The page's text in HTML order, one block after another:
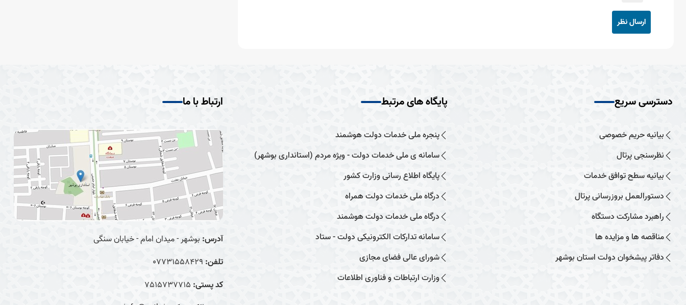
ارسال نظر
دسترسی سریع
بیانیه حریم خصوصی
نظرسنجی پرتال
بیانیه سطح توافق خدمات
دستورالعمل بروزرسانی پرتال
راهبرد مشارکت دستگاه
مناقصه ها و مزایده ها
دفاتر پیشخوان دولت استان بوشهر
پایگاه های مرتبط
پنجره ملی خدمات دولت هوشمند
سامانه ی ملی خدمات دولت - ویژه مردم (استانداری بوشهر)
پایگاه اطلاع رسانی وزارت کشور
درگاه ملی خدمات دولت همراه
درگاه ملی خدمات دولت هوشمند
سامانه تدارکات الکترونیکی دولت - ستاد
شورای عالی فضای مجازی
وزارت ارتباطات و فناوری اطلاعات
ارتباط با ما
آدرس: بوشهر - میدان امام - خیابان سنگی
تلفن: 07731558429
کد پستی: 7515737715